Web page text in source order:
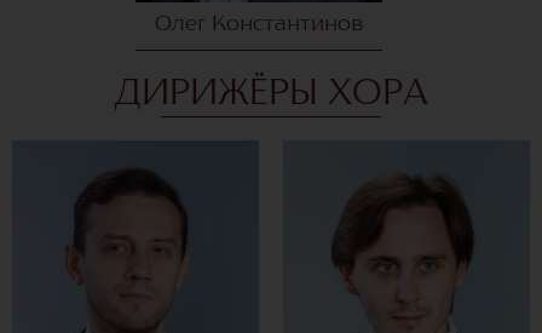
Олег Константинов
ДИРИЖЁРЫ ХОРА